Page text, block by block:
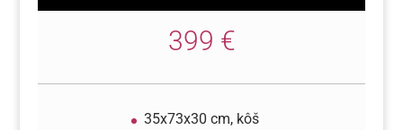
399 €
35x73x30 cm, kôš